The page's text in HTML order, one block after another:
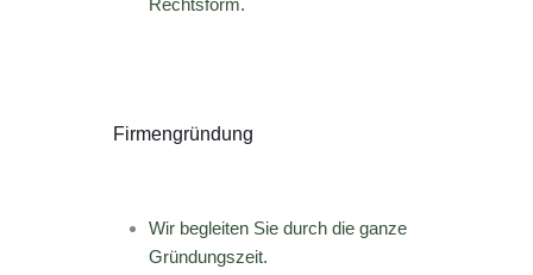
Rechtsform.
Firmengründung
Wir begleiten Sie durch die ganze
Gründungszeit.